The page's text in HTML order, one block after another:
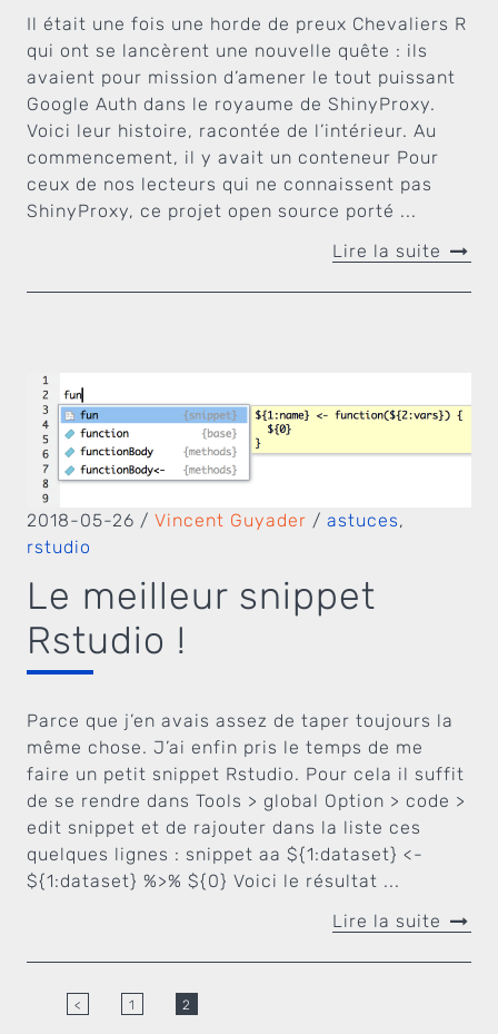
Il était une fois une horde de preux Chevaliers R
qui ont se lancèrent une nouvelle quête : ils
avaient pour mission d’amener le tout puissant
Google Auth dans le royaume de ShinyProxy.
Voici leur histoire, racontée de l’intérieur. Au
commencement, il y avait un conteneur Pour
ceux de nos lecteurs qui ne connaissent pas
ShinyProxy, ce projet open source porté ...
Lire la suite
2018-05-26 / Vincent Guyader / astuces,
rstudio
Le meilleur snippet
Rstudio !
Parce que j’en avais assez de taper toujours la
même chose. J’ai enfin pris le temps de me
faire un petit snippet Rstudio. Pour cela il suffit
de se rendre dans Tools > global Option > code >
edit snippet et de rajouter dans la liste ces
quelques lignes : snippet aa ${1:dataset} <-
${1:dataset} %>% ${0} Voici le résultat ...
Lire la suite
< 1 2